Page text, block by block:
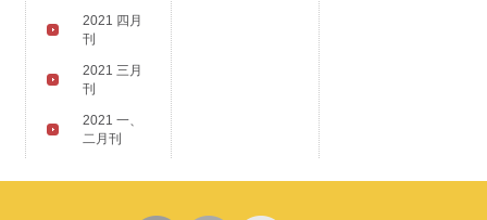
2021 四月
刊
2021 三月
刊
2021 一、
二月刊